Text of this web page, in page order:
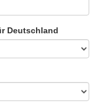
Deutschland